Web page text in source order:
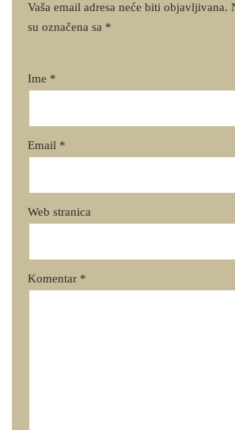
Vaša email adresa neće biti objavljivana.
su označena sa *
Ime *
Email *
Web stranica
Komentar *